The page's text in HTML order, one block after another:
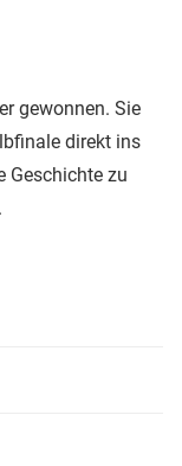
gewonnen. Sie
direkt ins
Geschichte zu
.